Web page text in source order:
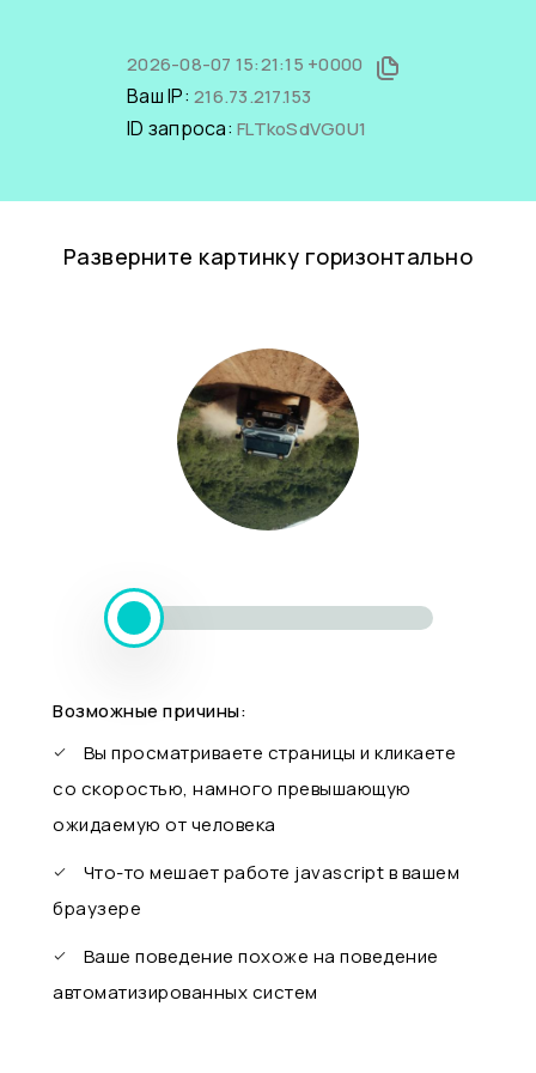
2026-08-07 15:21:15 +0000
Ваш IP: 216.73.217.153
ID запроса: FLTkoSdVG0U1
Разверните картинку горизонтально
Возможные причины:
Вы просматриваете страницы и кликаете
со скоростью, намного превышающую
ожидаемую от человека
Что-то мешает работе javascript в вашем
браузере
Ваше поведение похоже на поведение
автоматизированных систем